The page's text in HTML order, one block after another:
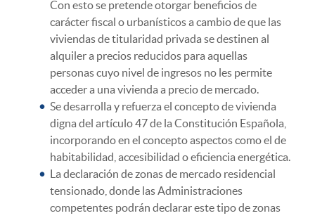
Con esto se pretende otorgar beneficios de
carácter fiscal o urbanísticos a cambio de que las
viviendas de titularidad privada se destinen al
alquiler a precios reducidos para aquellas
personas cuyo nivel de ingresos no les permite
acceder a una vivienda a precio de mercado.
Se desarrolla y refuerza el concepto de vivienda
digna del artículo 47 de la Constitución Española,
incorporando en el concepto aspectos como el de
habitabilidad, accesibilidad o eficiencia energética.
La declaración de zonas de mercado residencial
tensionado, donde las Administraciones
competentes podrán declarar este tipo de zonas